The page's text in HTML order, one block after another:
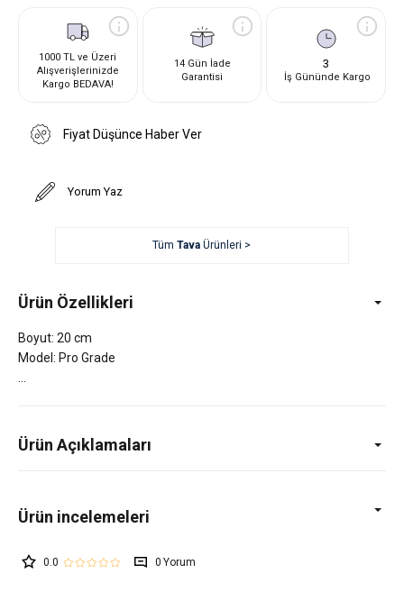
1000 TL ve Üzeri
Alışverişlerinizde
Kargo BEDAVA!
14 Gün İade
Garantisi
3
İş Gününde Kargo
Fiyat Düşünce Haber Ver
Yorum Yaz
TümTava Ürünleri >
Ürün Özellikleri
Boyut: 20 cm
Model: Pro Grade
Ürün Açıklamaları
0.0 0